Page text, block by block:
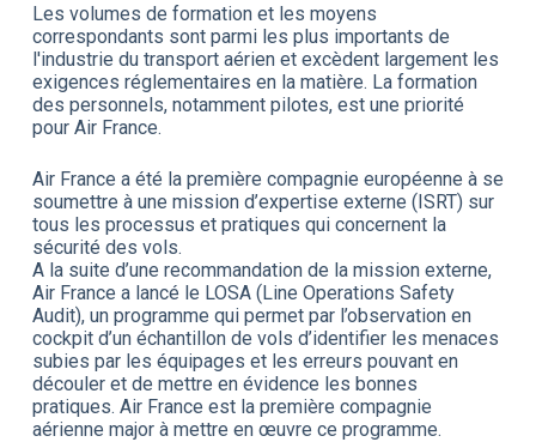
Les volumes de formation et les moyens
correspondants sont parmi les plus importants de
l'industrie du transport aérien et excèdent largement les
exigences réglementaires en la matière. La formation
des personnels, notamment pilotes, est une priorité
pour Air France.
Air France a été la première compagnie européenne à se
soumettre à une mission d’expertise externe (ISRT) sur
tous les processus et pratiques qui concernent la
sécurité des vols.
A la suite d’une recommandation de la mission externe,
Air France a lancé le LOSA (Line Operations Safety
Audit), un programme qui permet par l’observation en
cockpit d’un échantillon de vols d’identifier les menaces
subies par les équipages et les erreurs pouvant en
découler et de mettre en évidence les bonnes
pratiques. Air France est la première compagnie
aérienne major à mettre en œuvre ce programme.